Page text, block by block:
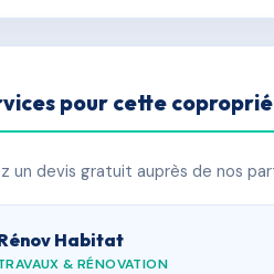
pour cette
un devis gratuit auprès de nos
Habitat
& RÉNOVATION